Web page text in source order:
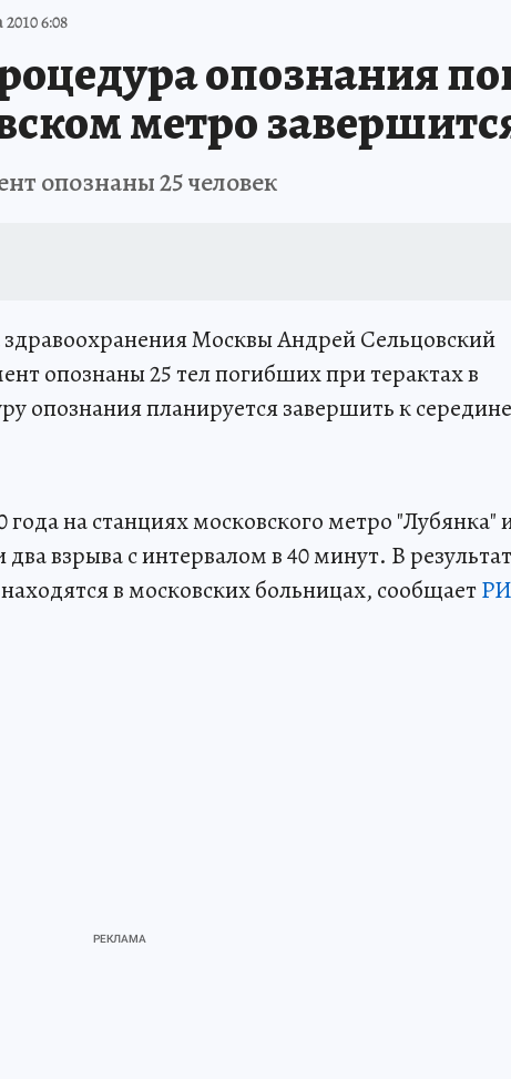
6:08
опознания
метро
опознаны 25 человек
Москвы Андрей Сельцовский
опознаны 25 тел погибших при терактах в
опознания планируется завершить к середине
на станциях московского метро "Лубянка"
взрыва с интервалом в 40 минут. В
в московских больницах, сообщает